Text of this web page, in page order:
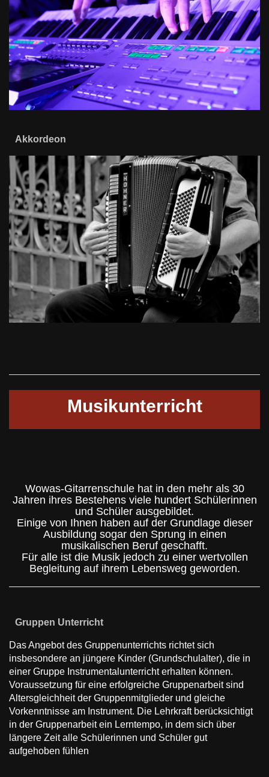
Akkordeon
Musikunterricht
Wowas-Gitarrenschule hat in den mehr als 30
Jahren ihres Bestehens viele hundert Schülerinnen
und Schüler ausgebildet.
Einige von Ihnen haben auf der Grundlage dieser
Ausbildung sogar den Sprung in einen
musikalischen Beruf geschafft.
Für alle ist die Musik jedoch zu einer wertvollen
Begleitung auf ihrem Lebensweg geworden.
Gruppen Unterricht
Das Angebot des Gruppenunterrichts richtet sich
insbesondere an jüngere Kinder (Grundschulalter), die in
einer Gruppe Instrumentalunterricht erhalten können.
Voraussetzung für eine erfolgreiche Gruppenarbeit sind
Altersgleichheit der Gruppenmitglieder und gleiche
Vorkenntnisse am Instrument. Die Lehrkraft berücksichtigt
in der Gruppenarbeit ein Lerntempo, in dem sich über
längere Zeit alle Schülerinnen und Schüler gut
aufgehoben fühlen